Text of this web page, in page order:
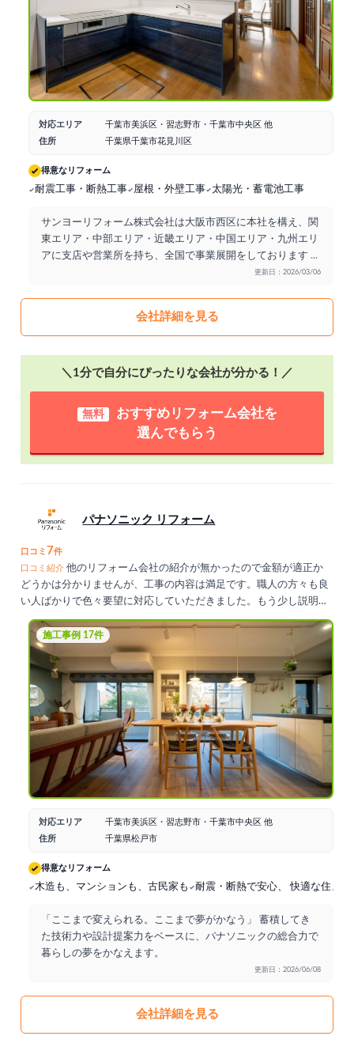
対応エリア
千葉市美浜区・習志野市・千葉市中央区 他
住所
千葉県千葉市花見川区
得意なリフォーム
耐震工事・断熱工事 屋根・外壁工事 太陽光・蓄電池工事
サンヨーリフォーム株式会社は大阪市西区に本社を構え、関
東エリア・中部エリア・近畿エリア・中国エリア・九州エリ
アに支店や営業所を持ち、全国で事業展開をしております ...
更新日：2026/03/06
会社詳細を見る
＼1分で自分にぴったりな会社が分かる！／
無料
おすすめリフォーム会社を
選んでもらう
パナソニック リフォーム
口コミ 7件
口コミ紹介 他のリフォーム会社の紹介が無かったので金額が適正か
どうかは分かりませんが、工事の内容は満足です。職人の方々も良
い人ばかりで色々要望に対応していただきました。もう少し説明が
聞きたいと思った所もありましたが、総体的に納得のいく仕上がり
です。施工事例 17件
対応エリア
千葉市美浜区・習志野市・千葉市中央区 他
住所
千葉県松戸市
得意なリフォーム
木造も、マンションも、古民家も 耐震・断熱で安心、 快適な住まい
「ここまで変えられる。ここまで夢がかなう」 蓄積してき
た技術力や設計提案力をベースに、パナソニックの総合力で
暮らしの夢をかなえます。
更新日：2026/06/08
会社詳細を見る